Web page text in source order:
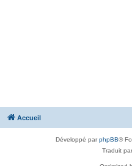
Accueil
Développé parphpBB®
Traduit